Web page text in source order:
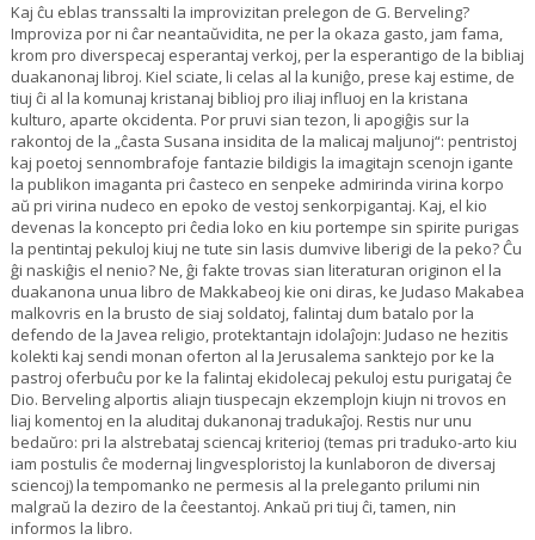
Kaj ĉu eblas transsalti la improvizitan prelegon de G. Berveling?
Improviza por ni ĉar neantaŭvidita, ne per la okaza gasto, jam fama,
krom pro diverspecaj esperantaj verkoj, per la esperantigo de la bibliaj
duakanonaj libroj. Kiel sciate, li celas al la kuniĝo, prese kaj estime, de
tiuj ĉi al la komunaj kristanaj biblioj pro iliaj influoj en la kristana
kulturo, aparte okcidenta. Por pruvi sian tezon, li apogiĝis sur la
rakontoj de la „ĉasta Susana insidita de la malicaj maljunoj“: pentristoj
kaj poetoj sennombrafoje fantazie bildigis la imagitajn scenojn igante
la publikon imaganta pri ĉasteco en senpeke admirinda virina korpo
aŭ pri virina nudeco en epoko de vestoj senkorpigantaj. Kaj, el kio
devenas la koncepto pri ĉedia loko en kiu portempe sin spirite purigas
la pentintaj pekuloj kiuj ne tute sin lasis dumvive liberigi de la peko? Ĉu
ĝi naskiĝis el nenio? Ne, ĝi fakte trovas sian literaturan originon el la
duakanona unua libro de Makkabeoj kie oni diras, ke Judaso Makabea
malkovris en la brusto de siaj soldatoj, falintaj dum batalo por la
defendo de la Javea religio, protektantajn idolaĵojn: Judaso ne hezitis
kolekti kaj sendi monan oferton al la Jerusalema sanktejo por ke la
pastroj oferbuĉu por ke la falintaj ekidolecaj pekuloj estu purigataj ĉe
Dio. Berveling alportis aliajn tiuspecajn ekzemplojn kiujn ni trovos en
liaj komentoj en la aluditaj dukanonaj tradukaĵoj. Restis nur unu
bedaŭro: pri la alstrebataj sciencaj kriterioj (temas pri traduko-arto kiu
iam postulis ĉe modernaj lingvesploristoj la kunlaboron de diversaj
sciencoj) la tempomanko ne permesis al la preleganto prilumi nin
malgraŭ la deziro de la ĉeestantoj. Ankaŭ pri tiuj ĉi, tamen, nin
informos la libro.